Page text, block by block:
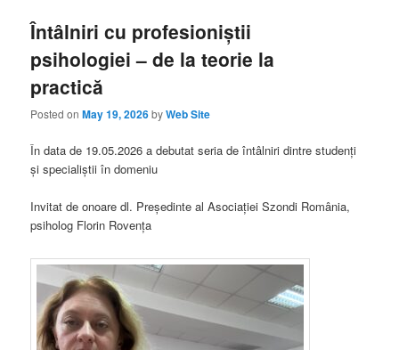
Întâlniri cu profesioniștii
psihologiei – de la teorie la
practică
Posted onMay 19, 2026byWeb Site
În data de 19.05.2026 a debutat seria de întâlniri dintre studenți
și specialiștii în domeniu
Invitat de onoare dl. Președinte al Asociației Szondi România,
psiholog Florin Rovența